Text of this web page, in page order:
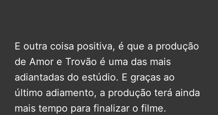
E outra coisa positiva, é que a produção
de Amor e Trovão é uma das mais
adiantadas do estúdio. E graças ao
último adiamento, a produção terá ainda
mais tempo para finalizar o filme.